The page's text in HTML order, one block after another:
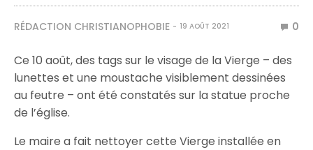
RÉDACTION CHRISTIANOPHOBIE 19 AOÛT 2021 0
Ce 10 août, des tags sur le visage de la Vierge – des
lunettes et une moustache visiblement dessinées
au feutre – ont été constatés sur la statue proche
de l’église.
Le maire a fait nettoyer cette Vierge installée en